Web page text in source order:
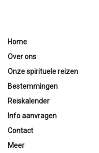
Home
Over ons
Onze spirituele reizen
Bestemmingen
Reiskalender
Info aanvragen
Contact
Meer